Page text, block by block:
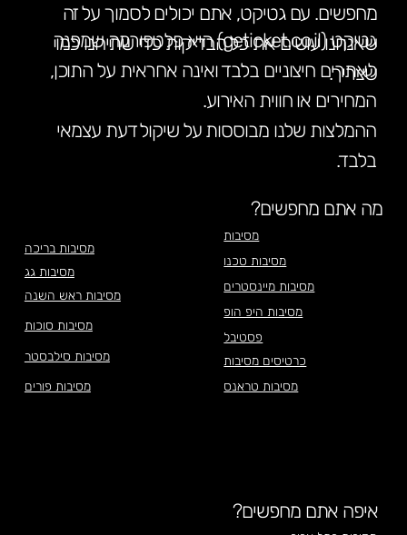
מסיבות בריכה
מסיבות גג
מסיבות ראש השנה
מסיבות סוכות
מסיבות סילבסטר
מסיבות פורים
מה אתם מחפשים?
מסיבות
מסיבות טכנו
מסיבות טראנס
מסיבות מיינסטרים
מסיבות היפ הופ
פסטיבל
כרטיסים מסיבות
איפה אתם מחפשים?
גטיקט (geticket.co.il) היא פלטפורמה שמפנה
לאתרים חיצוניים בלבד ואינה אחראית על התוכן,
המחירים או חווית האירוע.
ההמלצות שלנו מבוססות על שיקול דעת עצמאי
בלבד.
מחפשים. עם גטיקט, אתם יכולים לסמוך על זה
שאנחנו עושים את כל הבדיקות כדי שתיהנו כמו
שצריך.